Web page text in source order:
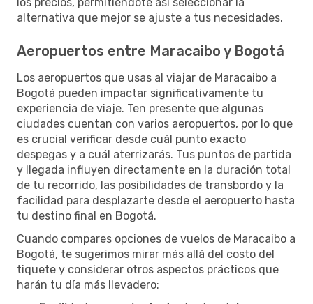
alternativa que mejor se ajuste a tus necesidades.
Aeropuertos entre Maracaibo y Bogotá
Los aeropuertos que usas al viajar de Maracaibo a
Bogotá pueden impactar significativamente tu
experiencia de viaje. Ten presente que algunas
ciudades cuentan con varios aeropuertos, por lo que
es crucial verificar desde cuál punto exacto
despegas y a cuál aterrizarás. Tus puntos de partida
y llegada influyen directamente en la duración total
de tu recorrido, las posibilidades de transbordo y la
facilidad para desplazarte desde el aeropuerto hasta
tu destino final en Bogotá.
Cuando compares opciones de vuelos de Maracaibo a
Bogotá, te sugerimos mirar más allá del costo del
tiquete y considerar otros aspectos prácticos que
harán tu día más llevadero: